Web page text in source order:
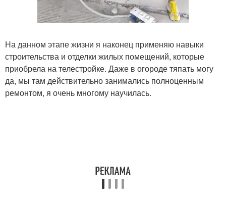
На данном этапе жизни я наконец применяю навыки
строительства и отделки жилых помещений, которые
приобрела на телестройке. Даже в огороде тяпать могу
да, мы там действительно занимались полноценным
ремонтом, я очень многому научилась.